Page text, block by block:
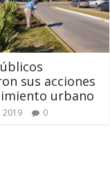
sus acciones
urbano
2019 0